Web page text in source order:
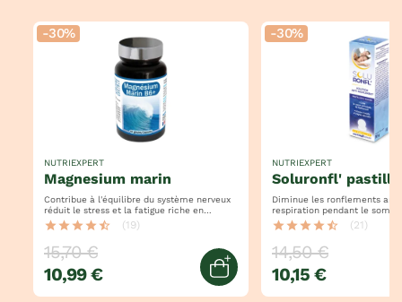
view
-30%
magnesium marin
NUTRIEXPERT
Contribue à l'équilibre du système nerveux
réduit le stress et la fatigue riche en
magnésium et vitamine b6
star star star star star_half (19)
15,70 €
10,99 €
Ajouter au panier
-30%
soluronfl'
NUTRIEXPERT
Diminue les ronflements améliore la
respiration pendant le sommeil
rapide - 8h sans ronfler !
star star star star star_half (21)
14,50 €
10,15 €